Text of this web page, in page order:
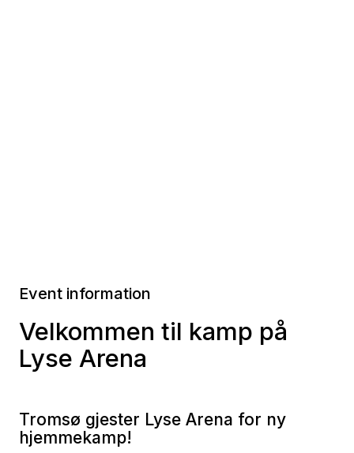
Event information
Velkommen til kamp på
Lyse Arena
Tromsø gjester Lyse Arena for ny
hjemmekamp!